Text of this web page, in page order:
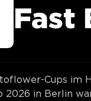
Fast
Cups im
in Berlin